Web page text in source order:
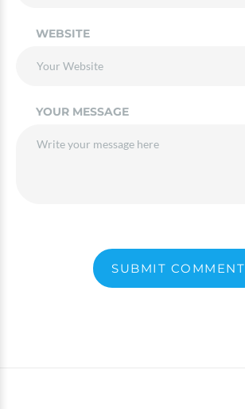
WEBSITE
YOUR MESSAGE
SUBMIT COMMENT